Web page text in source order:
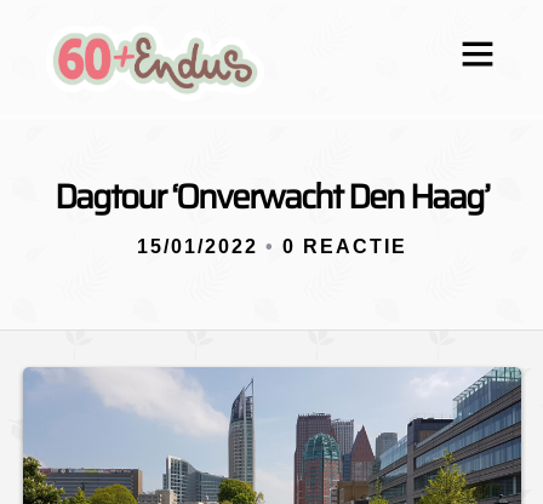
Dagtour ‘Onverwacht Den Haag’
15/01/2022 • 0 REACTIE